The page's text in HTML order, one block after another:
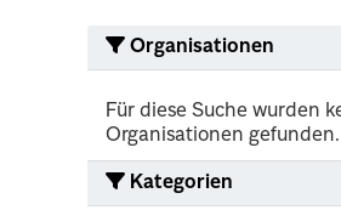
Organisationen
Für diese Suche wurden
Organisationen gefunden.
Kategorien